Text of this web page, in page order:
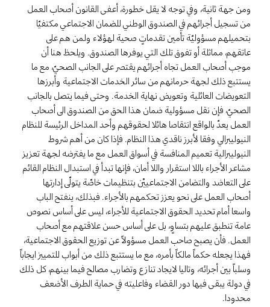
ومن جهة ثانية، وفي توجه لا يقل خطورة، أعفى القانون أصحاب العمل
من تسجيل أجرائهم في الصندوق الوطني للضمان الاجتماعي مكتفيّا
بتحميلهم مسؤوليّة تأمين تقدماتٍ صحية لهؤلاء ولمن هم على
عاتقهم، مماثلة أو تفوق تلك التي يوفرها الصندوق. ويلحظ هنا أن
موجب أصحاب العمل تجاه أجرائهم يقتصر على الجانب الصحيّ، مع ما
يستتبع ذلك لجهة حرمانهم من سائر الخدمات الاجتماعية وأبرزها
التعويضات العائلية وتعويض نهاية الخدمة. وحتى فيما يتصل بالجانب
الصحيّ، فإن نقل مسؤولية ضمان هذا الحق من الصندوق الى أصحاب
العمل يعدّ بالواقع انتقاصا هائلا لحقوقهم وأحد المداخل الرئيسة للنظام
النيوليبرالي وفقا لأبرز ناقدي هذا النظام. فإذا كان من أهم شروط
النيوليبرالية تعميم المنافسة في أسواق العمل مع ما يفترضه لجهة تعزيز
مشاعر الأجراء باللا استقرار واللا أمان، فإنها تبدأ في استبدال النظام القائم
على التعاضد والتضامن الاجتماعييْن بتنظيمات خاصّة يتولّى إدارتها
أصحاب العمل على نحو يعزز تحكمهم بالأجراء. فبذلك، ينفتح الباب
واسعا أمام تحديد الحقوق الاجتماعية للأجراء، ليس على أساس نصوص
عامة تنطبق عليهم بتساوٍ، بل على أساس حسن علاقتهم مع أصحاب
العمل. فأن يصبح صاحب العمل مسؤولاً عن توزيع الحقوق الاجتماعية،
فهذا يجعله حكماً مالكاً بأمره، مع ما يستتبع ذلك من أبواب للتمييز ايجاباً
وسلباً بين أجرائه، وتاليا لايجاد تنازع وتضارب مصالح فيما بينهم، كل ذلك
في دولة يبقى فيها دور القضاء وفاعليته في حماية الطرف الأضعف
محدودا.